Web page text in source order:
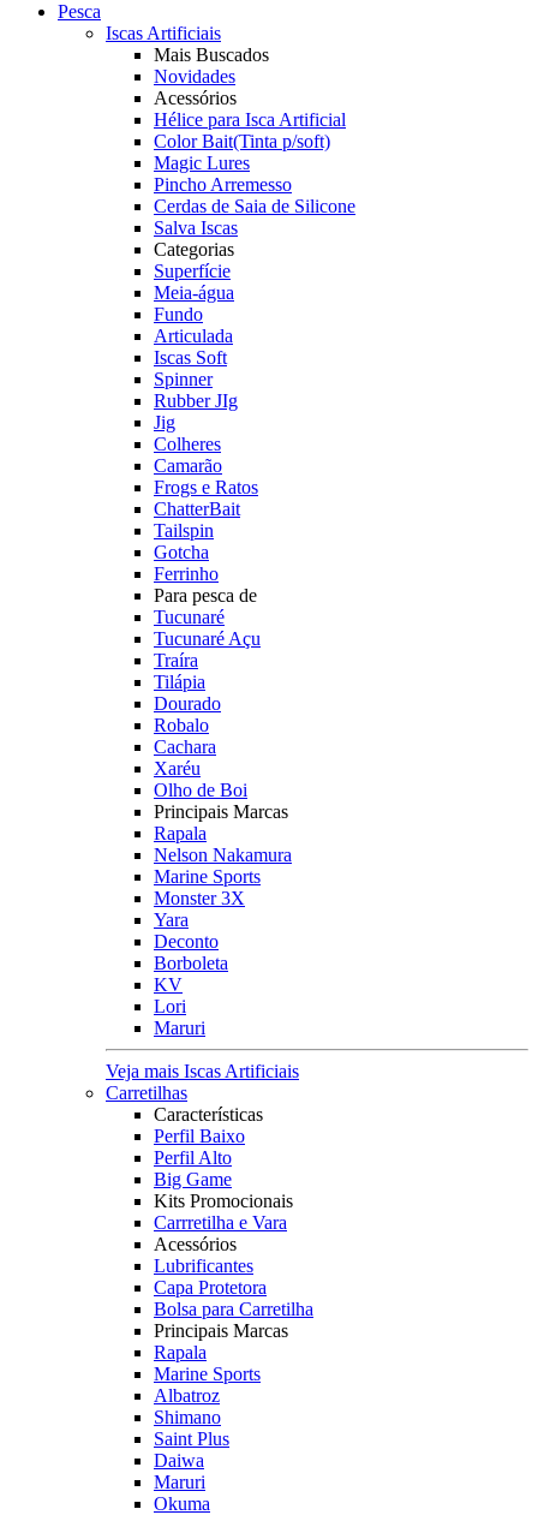
Pesca
Iscas Artificiais
Mais Buscados
Novidades
Acessórios
Hélice para Isca Artificial
Color Bait(Tinta p/soft)
Magic Lures
Pincho Arremesso
Cerdas de Saia de Silicone
Salva Iscas
Categorias
Superfície
Meia-água
Fundo
Articulada
Iscas Soft
Spinner
Rubber JIg
Jig
Colheres
Camarão
Frogs e Ratos
ChatterBait
Tailspin
Gotcha
Ferrinho
Para pesca de
Tucunaré
Tucunaré Açu
Traíra
Tilápia
Dourado
Robalo
Cachara
Xaréu
Olho de Boi
Principais Marcas
Rapala
Nelson Nakamura
Marine Sports
Monster 3X
Yara
Deconto
Borboleta
KV
Lori
Maruri
Veja mais Iscas Artificiais
Carretilhas
Características
Perfil Baixo
Perfil Alto
Big Game
Kits Promocionais
Carrretilha e Vara
Acessórios
Lubrificantes
Capa Protetora
Bolsa para Carretilha
Principais Marcas
Rapala
Marine Sports
Albatroz
Shimano
Saint Plus
Daiwa
Maruri
Okuma